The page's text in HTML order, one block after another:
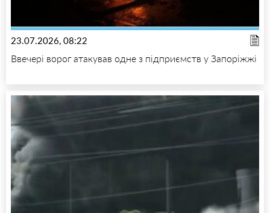
23.07.2026, 08:22
Ввечері ворог атакував одне з підприємств у Запоріжжі